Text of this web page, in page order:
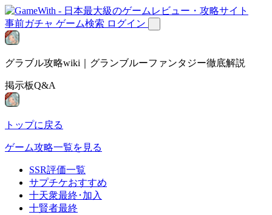
事前ガチャ ゲーム検索 ログイン
グラブル攻略wiki｜グランブルーファンタジー徹底解説
掲示板Q&A
トップに戻る
ゲーム攻略一覧を見る
SSR評価一覧
サプチケおすすめ
十天衆最終･加入
十賢者最終